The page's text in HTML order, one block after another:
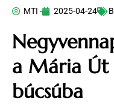
MTI - 2025-04-24
a Mária Út
búcsúba